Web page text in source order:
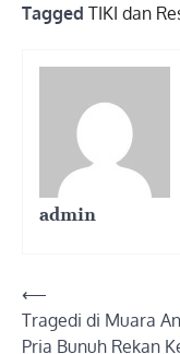
Tagged TIKI dan
admin
Post
navigation
⟵
Tragedi di Muara
Pria Bunuh Rekan